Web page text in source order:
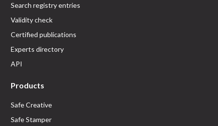
Search registry entries
Validity check
Certified publications
Experts directory
API
Products
Safe Creative
Safe Stamper